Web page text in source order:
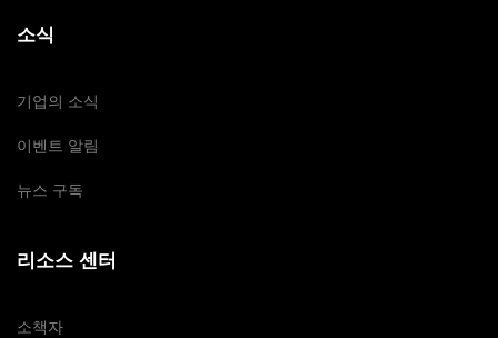
소식
기업의 소식
이벤트 알림
뉴스 구독
리소스 센터
소책자